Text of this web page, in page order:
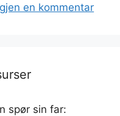
en kommentar
spør sin far: